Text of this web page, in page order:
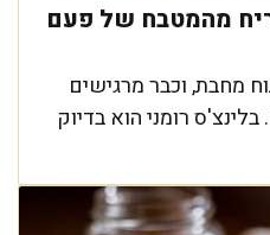
ריח מהמטבח של פעם
מחבת, וכבר מרגישים
רומני הוא בדיוק